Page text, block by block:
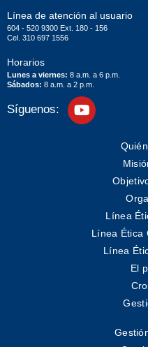
Línea de atención al usuario
604 - 520 9300 Ext. 180 - 156
Cel. 310 697 1556
Horarios
Lunes a viernes: 8 a.m. a 6 p.m.
Sábados: 8 a.m. a 2 p.m.
Síguenos:
Línea
Línea Ética
Línea
El